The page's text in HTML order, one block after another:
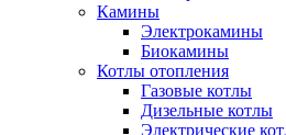
Камины
Электрокамины
Биокамины
Котлы отопления
Газовые котлы
Дизельные котлы
Электрические